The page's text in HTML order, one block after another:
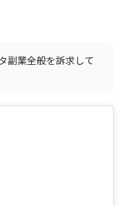
副業全般を訴求して